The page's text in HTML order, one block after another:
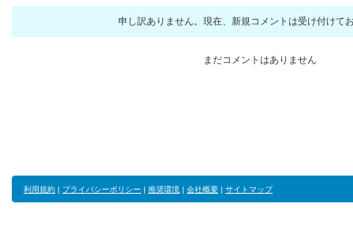
申し訳ありません。現在、新規コメントは受け付けて
まだコメントはありません
利用規約 | プライバシーポリシー | 推奨環境 | 会社概要 | サイトマップ